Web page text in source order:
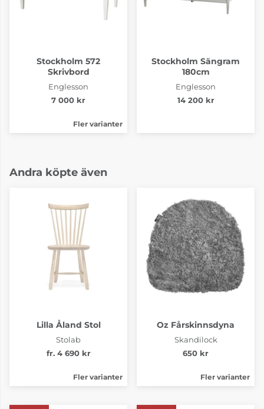
Stockholm 572
Skrivbord
Englesson
7 000 kr
Fler varianter
Stockholm Sängram
180cm
Englesson
14 200 kr
Andra köpte även
Lilla Åland Stol
Stolab
fr. 4 690 kr
Fler varianter
Oz Fårskinnsdyna
Skandilock
650 kr
Fler varianter